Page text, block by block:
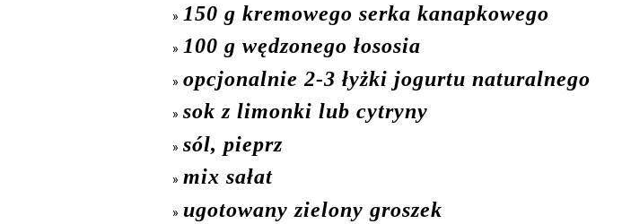
150 g kremowego serka kanapkowego
100 g wędzonego łososia
opcjonalnie 2-3 łyżki jogurtu naturalnego
sok z limonki lub cytryny
sól, pieprz
mix sałat
ugotowany zielony groszek